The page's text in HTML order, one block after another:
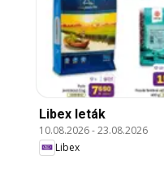
Libex leták
10.08.2026-23.08.2026
Libex